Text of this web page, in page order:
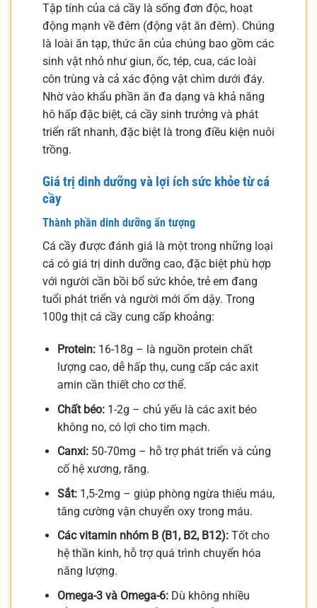
Tập tính của cá cầy là sống đơn độc, hoạt
động mạnh về đêm (động vật ăn đêm). Chúng
là loài ăn tạp, thức ăn của chúng bao gồm các
sinh vật nhỏ như giun, ốc, tép, cua, các loài
côn trùng và cả xác động vật chìm dưới đáy.
Nhờ vào khẩu phần ăn đa dạng và khả năng
hô hấp đặc biệt, cá cầy sinh trưởng và phát
triển rất nhanh, đặc biệt là trong điều kiện nuôi
trồng.
Giá trị dinh dưỡng và lợi ích sức khỏe từ cá
cầy
Thành phần dinh dưỡng ấn tượng
Cá cầy được đánh giá là một trong những loại
cá có giá trị dinh dưỡng cao, đặc biệt phù hợp
với người cần bồi bổ sức khỏe, trẻ em đang
tuổi phát triển và người mới ốm dậy. Trong
100g thịt cá cầy cung cấp khoảng:
Protein:16-18g – là nguồn protein chất
lượng cao, dễ hấp thụ, cung cấp các axit
amin cần thiết cho cơ thể.
Chất béo:1-2g – chủ yếu là các axit béo
không no, có lợi cho tim mạch.
Canxi:50-70mg – hỗ trợ phát triển và củng
cố hệ xương, răng.
Sắt:1,5-2mg – giúp phòng ngừa thiếu máu,
tăng cường vận chuyển oxy trong máu.
Các vitamin nhóm B (B1, B2, B12):Tốt cho
hệ thần kinh, hỗ trợ quá trình chuyển hóa
năng lượng.
Omega-3 và Omega-6:Dù không nhiều